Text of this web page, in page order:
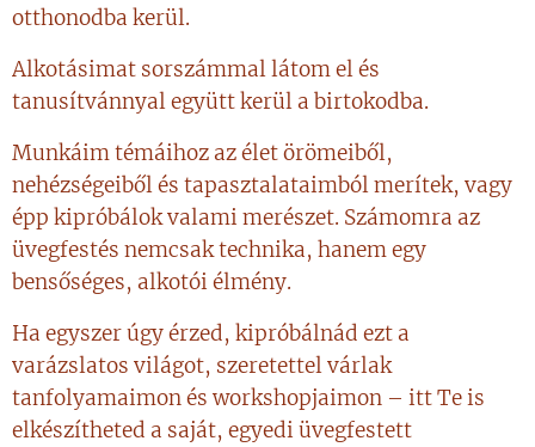
otthonodba kerül.
Alkotásimat sorszámmal látom el és
tanusítvánnyal együtt kerül a birtokodba.
Munkáim témáihoz az élet örömeiből,
nehézségeiből és tapasztalataimból merítek, vagy
épp kipróbálok valami merészet. Számomra az
üvegfestés nemcsak technika, hanem egy
bensőséges, alkotói élmény.
Ha egyszer úgy érzed, kipróbálnád ezt a
varázslatos világot, szeretettel várlak
tanfolyamaimon és workshopjaimon – itt Te is
elkészítheted a saját, egyedi üvegfestett